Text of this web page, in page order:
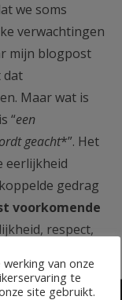
we soms
verwachtingen
mijn blogpost
dat
Maar wat is
“een
geacht*”. Het
eerlijkheid
gedrag
voorkomende
respect,
vrede,
van onze
te
site gebruikt.